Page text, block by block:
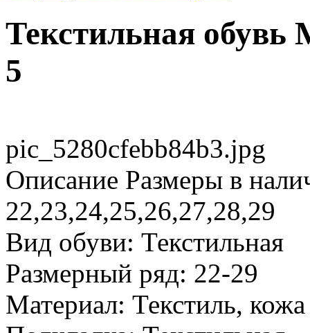
Текстильная обувь
5
pic_5280cfebb84b3.jpg
Описание Размеры в
22,23,24,25,26,27,28,29
Вид обуви: Текстильная
Размерный ряд: 22-29
Материал: Текстиль, кожа